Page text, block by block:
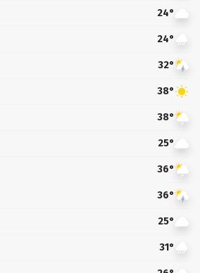
24°
24°
32°
38°
38°
25°
36°
36°
25°
31°